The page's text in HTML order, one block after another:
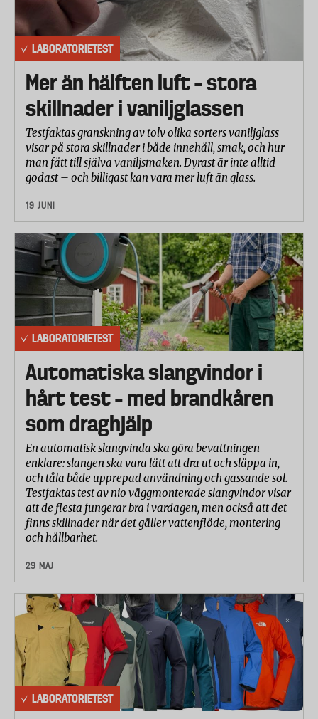
Lågans stabilitet
En rörlig fläkt flyttades gradvis mot tända värmeljus
tills de slocknade av vinddraget, varefter
vindhastigheten mättes i det läget med hjälp av en
vindmätare.
Sotning
Ett tänt värmeljus placerades i ett stativ med en
glasskiva ovanför. Efter 1 minuts förbränning
utvärderades sotrester på glaset.
LABORATORIETEST
Mer än hälften luft – stora
skillnader i vaniljglassen
Testfaktas granskning av tolv olika sorters vaniljglass
visar på stora skillnader i både innehåll, smak, och hur
man fått till själva vaniljsmaken. Dyrast är inte alltid
godast – och billigast kan vara mer luft än glass.
19 JUNI
LABORATORIETEST
Automatiska slangvindor i
hårt test – med brandkåren
som draghjälp
En automatisk slangvinda ska göra bevattningen
enklare: slangen ska vara lätt att dra ut och släppa in,
och tåla både upprepad användning och gassande sol.
Testfaktas test av nio väggmonterade slangvindor visar
att de flesta fungerar bra i vardagen, men också att det
finns skillnader när det gäller vattenflöde, montering
och hållbarhet.
29 MAJ
LABORATORIETEST